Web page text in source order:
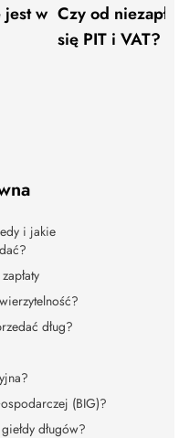
jest w Czy od
się PIT i VAT?
i jakie
dług?
(BIG)?
długów?